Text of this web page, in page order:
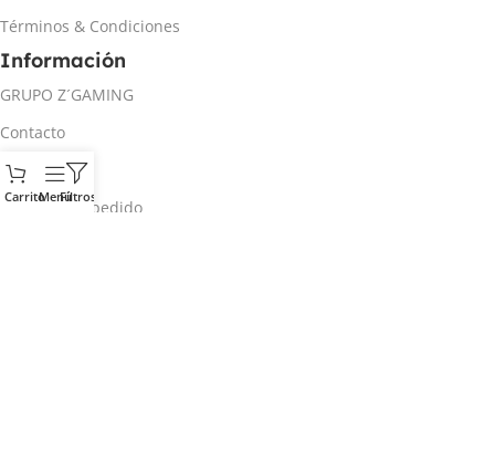
Términos & Condiciones
Información
GRUPO Z´GAMING
Contacto
Mi cuenta
Rastrear mi pedido
CarritoMenúFiltros